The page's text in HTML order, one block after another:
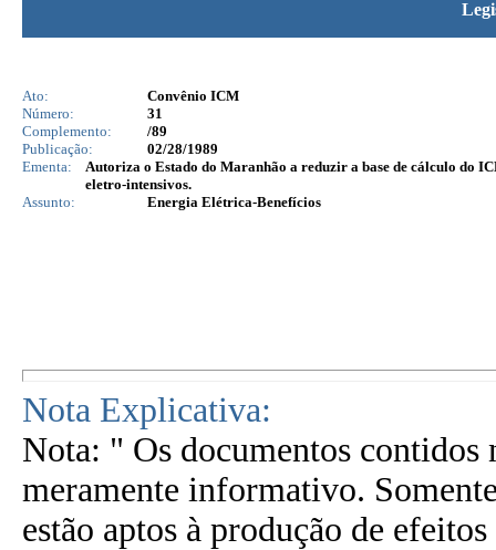
Ato:
Convênio ICM
Número:
31
Complemento:
/89
Publicação:
02/28/1989
Ementa:
Autoriza o Estado do Maranhão a reduzir a base de cálculo do
eletro-intensivos.
Assunto:
Energia Elétrica-Benefícios
Nota Explicativa:
Nota: " Os documentos contidos
meramente informativo.
estão aptos à produção de